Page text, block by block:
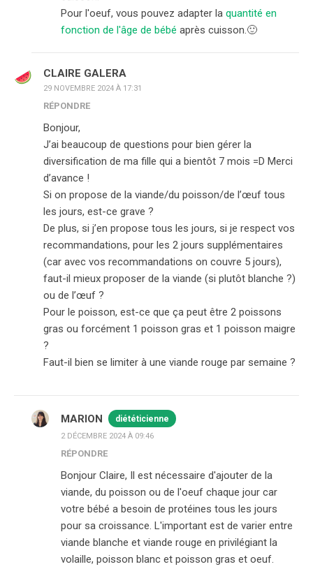
Pour l'oeuf, vous pouvez adapter la quantité en
fonction de l'âge de bébé après cuisson.🙂
CLAIRE GALERA
29 NOVEMBRE 2024 À 17:31
RÉPONDRE
Bonjour,
J’ai beaucoup de questions pour bien gérer la
diversification de ma fille qui a bientôt 7 mois =D Merci
d’avance !
Si on propose de la viande/du poisson/de l’œuf tous
les jours, est-ce grave ?
De plus, si j’en propose tous les jours, si je respect vos
recommandations, pour les 2 jours supplémentaires
(car avec vos recommandations on couvre 5 jours),
faut-il mieux proposer de la viande (si plutôt blanche ?)
ou de l’œuf ?
Pour le poisson, est-ce que ça peut être 2 poissons
gras ou forcément 1 poisson gras et 1 poisson maigre
?
Faut-il bien se limiter à une viande rouge par semaine ?
MARION diététicienne
2 DÉCEMBRE 2024 À 09:46
RÉPONDRE
Bonjour Claire, Il est nécessaire d'ajouter de la
viande, du poisson ou de l'oeuf chaque jour car
votre bébé a besoin de protéines tous les jours
pour sa croissance. L'important est de varier entre
viande blanche et viande rouge en privilégiant la
volaille, poisson blanc et poisson gras et oeuf.